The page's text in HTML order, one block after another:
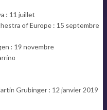
: 11 juillet
of Europe : 15 septembre
: 19 novembre
Grubinger : 12 janvier 2019